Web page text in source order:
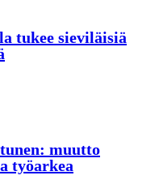
tukee sieviläisiä
muutto
työarkea